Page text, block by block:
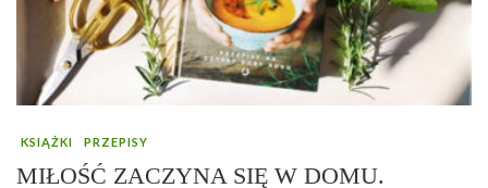
KSIĄŻKI PRZEPISY
MIŁOŚĆ ZACZYNA SIĘ W DOMU.